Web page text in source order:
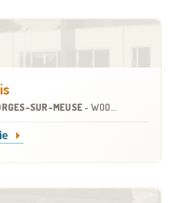
SUR-MEUSE - WOONZORGCENTRUM (WZC)